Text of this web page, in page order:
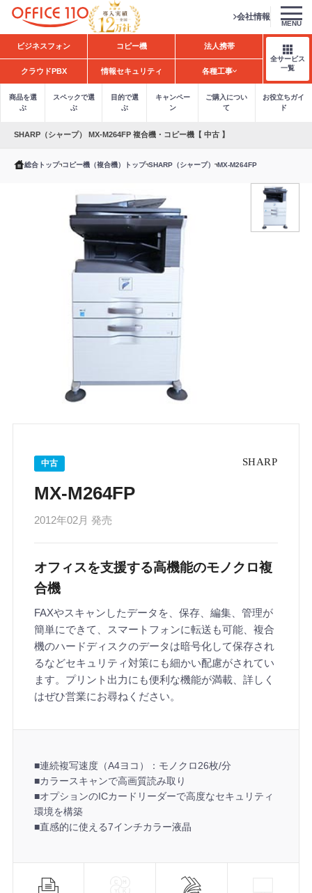
H
o
会社情報
MENU
ビジネスフォン コピー機 法人携帯
クラウドPBX 情報セキュリティ 各種工事
全サービス
一覧
商品を選
ぶ
スペックで選
ぶ
目的で選
ぶ
キャンペー
ン
ご購入につい
て
お役立ちガイ
ド
SHARP（シャープ） MX-M264FP 複合機・コピー機【 中古 】
総合トップ コピー機（複合機）トップ SHARP（シャープ） MX-M264FP
MX-M264FP
2012年02月 発売
中古
オフィスを支援する高機能のモノクロ複
合機
FAXやスキャンしたデータを、保存、編集、管理が
簡単にできて、スマートフォンに転送も可能、複合
機のハードディスクのデータは暗号化して保存され
るなどセキュリティ対策にも細かい配慮がされてい
ます。プリント出力にも便利な機能が満載、詳しく
はぜひ営業にお尋ねください。
■連続複写速度（A4ヨコ）：モノクロ26枚/分
■カラースキャンで高画質読み取り
■オプションのICカードリーダーで高度なセキュリティ
環境を構築
■直感的に使える7インチカラー液晶